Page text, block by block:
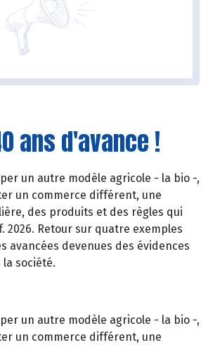
ans d'avance !
un autre modèle agricole - la bio -,
un commerce différent, une
des produits et des règles qui
2026. Retour sur quatre exemples
avancées devenues des évidences
société.
un autre modèle agricole - la bio -,
un commerce différent, une